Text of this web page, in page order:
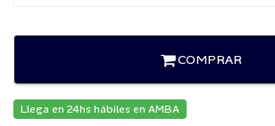
COMPRAR
Llega en 24hs hábiles en AMBA